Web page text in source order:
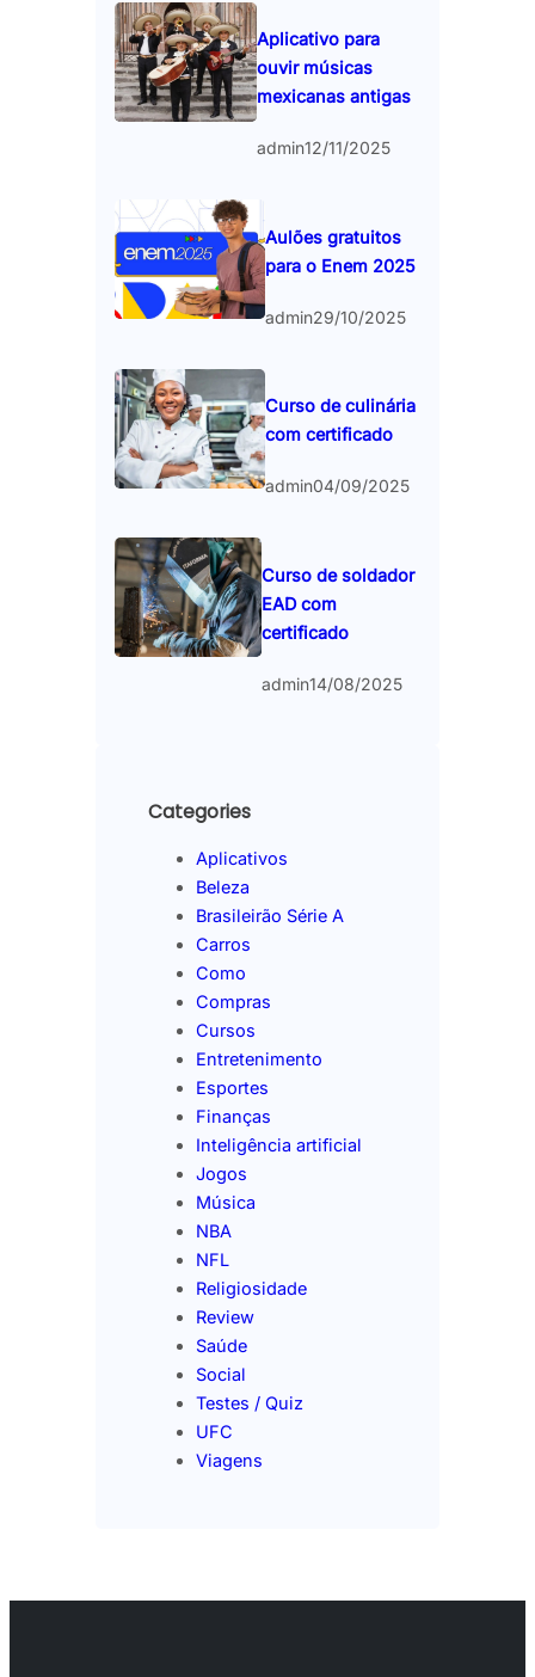
Aplicativo para
ouvir músicas
mexicanas antigas
admin12/11/2025
Aulões gratuitos
para o Enem 2025
admin29/10/2025
Curso de culinária
com certificado
admin04/09/2025
Curso de soldador
EAD com
certificado
admin14/08/2025
Categories
Aplicativos
Beleza
Brasileirão Série A
Carros
Como
Compras
Cursos
Entretenimento
Esportes
Finanças
Inteligência artificial
Jogos
Música
NBA
NFL
Religiosidade
Review
Saúde
Social
Testes / Quiz
UFC
Viagens